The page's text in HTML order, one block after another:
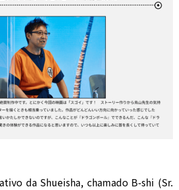
da Shueisha, chamado B-shi (Sr.